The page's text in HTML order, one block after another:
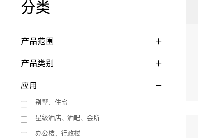
分类
产品范围
产品类别
应用
别墅、住宅
星级酒店、酒吧、会所
办公楼、行政楼